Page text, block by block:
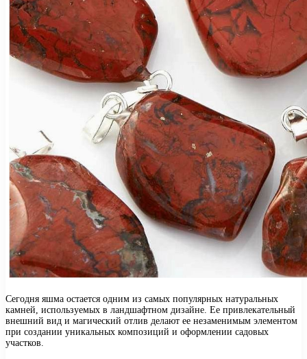
Сегодня яшма остается одним из самых популярных натуральных
камней, используемых в ландшафтном дизайне. Ее привлекательный
внешний вид и магический отлив делают ее незаменимым элементом
при создании уникальных композиций и оформлении садовых
участков.